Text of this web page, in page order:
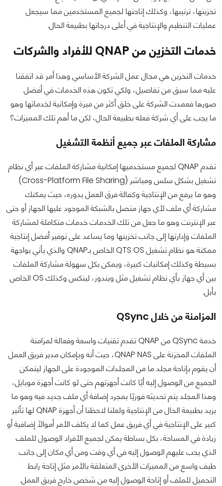
تخزينها، ترتيبها، وكذلك إتاحتها لجميع المستخدمين مما سيجعل
عمليات التنظيم والإنتاجية في أعلى درجاتها بطبيعة الحال.
خدمات التخزين من QNAP للأفراد والشركات
خدمات التخزين هي مجال عمل الشركة الأساسي وهذا أمر قد اتفقنا
عليه مما سبق من تفاصيل، ولكي تكون هذه الخدمات في أفضل
صورها فعمدت الشركة على خلق أكثر من ميزة وإمكانية لخدماتها وهو
ما يجب على أي شركة فعله بطبيعة الحال، لكن ما أهم تلك المميزات؟
مشاركة الملفات عبر جميع أنظمة التشغيل
تقدم QNAP لجميع مستخدميها إمكانية مشاركة الملفات عبر أي نظام
تشغيل بشكل سلس ومباشر (Cross-Platform File Sharing)
وهو ما يرفع من الإنتاجية وكفائة فرق العمل بدوره، حيث يمكنك
مشاركة أي ملف لأي جهاز متصل بالشبكة الموجود عليها الجهاز أو حتى
عبر الإنترنت وهو ما جعل من تلك الخدمات خدمات متكاملة لمشاركة
الملفات وإدارتها إلى جانب تخزينها وما يساعد على توفير أفضل إنتاجية
ممكنة هو نظام تشغيل QTS OS الخاص بـQNAP والذي يأتي بواجهة
بسيطة وكذلك إمكانيات كبيرة، ويمكن بكل سهولة مشاركة الملفات
بين أي جهاز بأي نظام تشغيل مثل ويندوز، لينكس وكذلك OS الخاص
بأبل.
المزامنة من خلال QSync
خدمة QSync من QNAP تقدم تقنيات واسعة وفعالة لمزامنة
الملفات المخزنة على QNAP NAS، حيث أنه وبإمكان مدير فريق العمل
أن يقوم بإتاحة مجلد ما من المجلدات الموجودة على الجهاز ليتمكن
الجميع من الوصول إليه أيًا كانت أجهزتهم حتى لو كانت أجهزة موبايل،
وهذا المجلد يتم تحديثه فوريًا بمجرد إضافة أي ملف جديد فيه وهو ما
يزيد بطبيعة الحال من الإنتاجية ولعلنا لاحظنا أن أجهزة QNAP لها تأثير
كبير على الإنتاجية في أي فريق عمل كما لا يكلف الأمر أموالًا إضافية أو
زيادة في المساحة، بكل بساطة يمكن لجميع الأفراد الوصول للملف
الذي يجب عليهم الوصول إليه في أي وقت ومن أي مكان إلى جانب
طيف واسع من المميزات الأخرى المتعلقة بالأمر مثل إتاحة رابط
التحميل للملف أو إتاحة الوصول إليه من شخص خارج فريق العمل.